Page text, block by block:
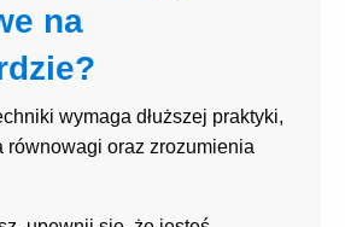
na
wymaga dłuższej praktyki,
równowagi oraz zrozumienia